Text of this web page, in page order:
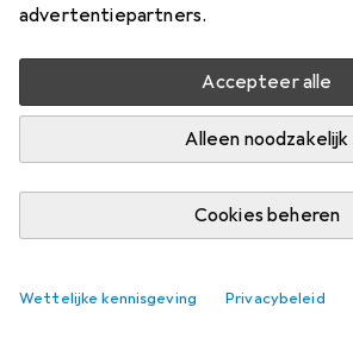
advertentiepartners.
Accepteer alle
Alleen noodzakelijk
Cookies beheren
Wettelijke kennisgeving Privacybeleid
Levering tussen za, 15-8 en di, 18-8
7 stuk op voorraad bij leverancier
In winkelmandje
Gratis verzending vanaf 30,– i